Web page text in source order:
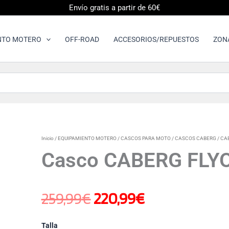
Envío gratis a partir de 60€
MOTERO OFF-ROAD ACCESORIOS/REPUESTOS
Inicio/EQUIPAMIENTO MOTERO/CASCOS PARA MOTO/CASCOS CABERG /
Casco CABERG
259,99€
original
220,99€
El
actual
Talla
Casco
FLYON